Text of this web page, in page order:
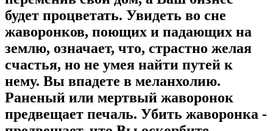
будет процветать. Увидеть во сне
жаворонков, поющих и падающих на
землю, означает, что, страстно желая
счастья, но не умея найти путей к
нему. Вы впадете в меланхолию.
Раненый или мертвый жаворонок
предвещает печаль. Убить жаворонка -